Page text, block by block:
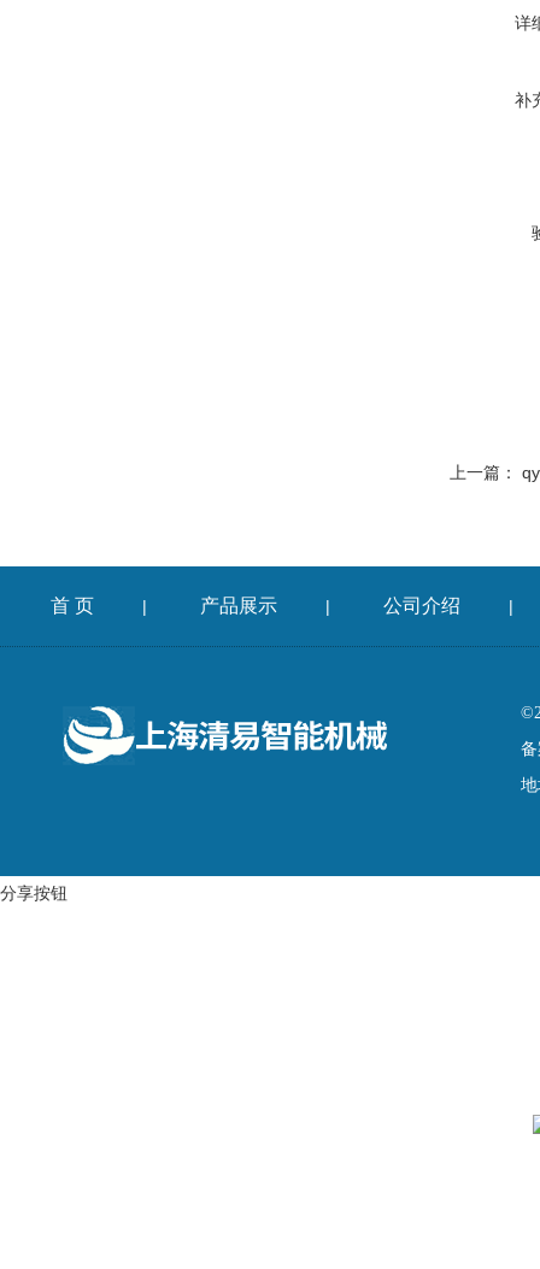
详
补
上一篇：
首 页 | 产品展示 | 公司介绍 |
备
分享按钮